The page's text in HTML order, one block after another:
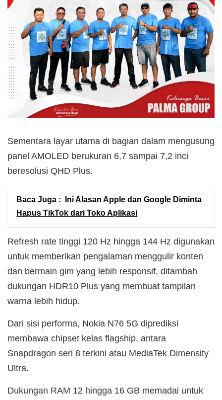
Sementara layar utama di bagian dalam mengusung
panel AMOLED berukuran 6,7 sampai 7,2 inci
beresolusi QHD Plus.
Baca Juga :
Ini Alasan Apple dan Google Diminta
Hapus TikTok dari Toko Aplikasi
Refresh rate tinggi 120 Hz hingga 144 Hz digunakan
untuk memberikan pengalaman menggulir konten
dan bermain gim yang lebih responsif, ditambah
dukungan HDR10 Plus yang membuat tampilan
warna lebih hidup.
Dari sisi performa, Nokia N76 5G diprediksi
membawa chipset kelas flagship, antara
Snapdragon seri 8 terkini atau MediaTek Dimensity
Ultra.
Dukungan RAM 12 hingga 16 GB memadai untuk